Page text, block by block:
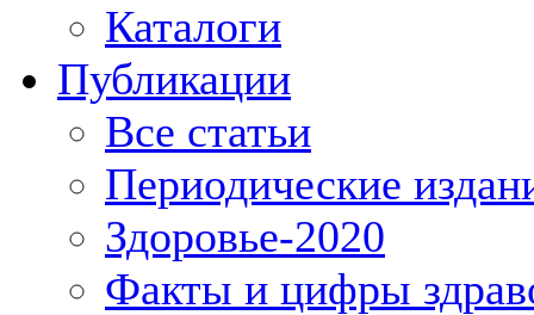
Каталоги
Публикации
Все статьи
Периодические
Здоровье-2020
Факты и цифры